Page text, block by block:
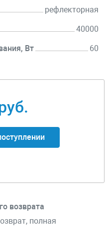
рефлекторная
40000
Вт 60
возврата
полная